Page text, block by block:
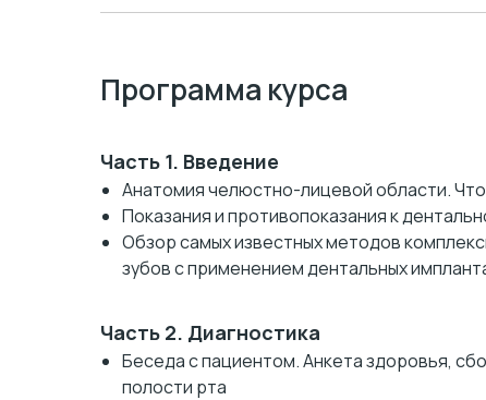
Программа курса
Часть 1. Введение
Анатомия челюстно-лицевой области.
Показания и противопоказания к
Обзор самых известных методов
зубов с применением дентальных
Часть 2. Диагностика
Беседа с пациентом. Анкета здоровья,
полости рта